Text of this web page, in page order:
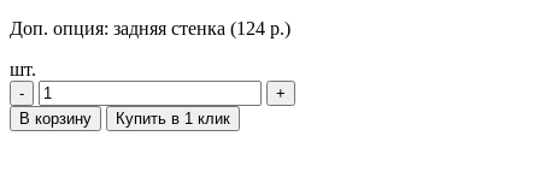
Доп. опция: задняя стенка (124 р.)
шт.
‐
+
В корзину
Купить в 1 клик